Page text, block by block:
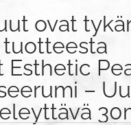
ovat
tuotteesta
Esthetic
–